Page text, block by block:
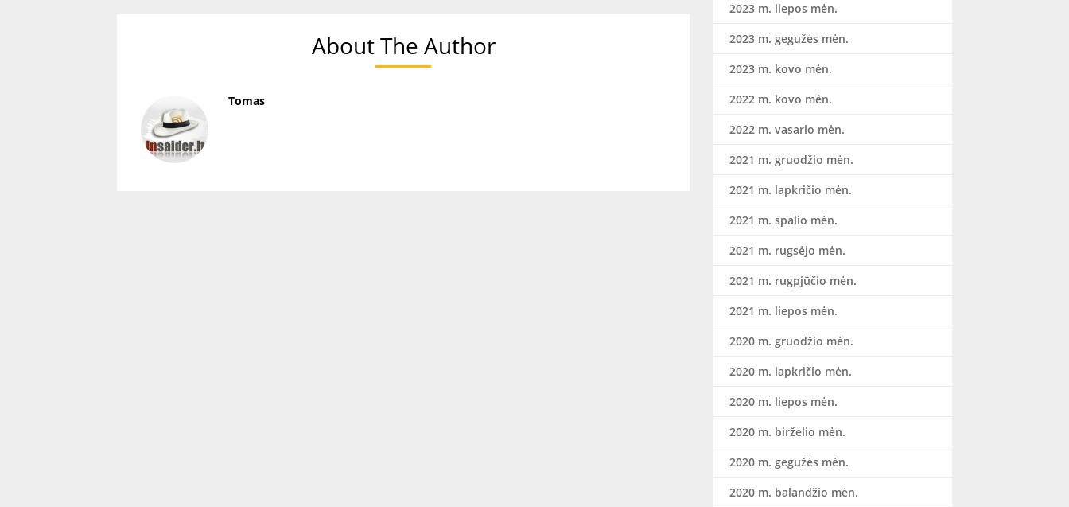
About The Author
Tomas
2023 m. liepos mėn.
2023 m. gegužės mėn.
2023 m. kovo mėn.
2022 m. kovo mėn.
2022 m. vasario mėn.
2021 m. gruodžio mėn.
2021 m. lapkričio mėn.
2021 m. spalio mėn.
2021 m. rugsėjo mėn.
2021 m. rugpjūčio mėn.
2021 m. liepos mėn.
2020 m. gruodžio mėn.
2020 m. lapkričio mėn.
2020 m. liepos mėn.
2020 m. birželio mėn.
2020 m. gegužės mėn.
2020 m. balandžio mėn.